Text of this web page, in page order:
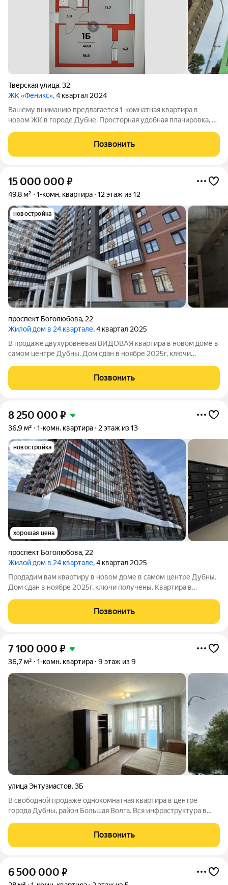
Тверская улица,32
ЖК «Феникс», 4 квартал 2024
Вашему вниманию предлагается 1-комнатная квартира в
новом ЖК в городе Дубне. Просторная удобная планировка, в
использованием качественных и дорогих материалов. Кухня
площадью 11,7 кв. метров, оборудована
Позвонить
15 000 000 ₽
49,8 м² 1-комн. квартира 12 этаж из 12
новостройка
проспект Боголюбова, 22
Жилой дом в 24 квартале, 4 квартал 2025
В продaжe двухуровневая ВИДOВAЯ квартира в новом доме в
самом центре Дубны. Дом сдан в ноябре 2025г, ключи
смелые фантазии. Санузел совмещен. Просторная кухня с
выходом на застекленную лоджию. На
Позвонить
8 250 000 ₽
36,9 м² 1-комн. квартира 2 этаж из 13
новостройка
хорошая цена
проспект Боголюбова, 22
Жилой дом в 24 квартале, 4 квартал 2025
Продадим вам квартиру в новом доме в самом центре Дубны.
Дом сдан в ноябре 2025г, ключи получены. Квартира в
совмещенный санузел, спальня и просторная кухня. Высокие
потолки 2.7м. Лоджии нет, но
Позвонить
7 100 000 ₽
36,7 м² 1-комн. квартира 9 этаж из 9
улица Энтузиастов,3Б
В свободной продаже однокомнатная квартира в центре
города Дубны, район Большая Волга. Вся инфраструктура в
никто не зарегистрирован. Более 5 лет в собственности.
Быстрый выход на сделку.
Позвонить
6 500 000 ₽